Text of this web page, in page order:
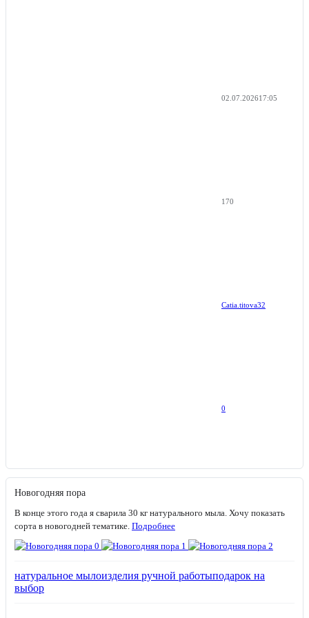
02.07.202617:05
170
Catia.titova32
0
Новогодняя пора
В конце этого года я сварила 30 кг натурального мыла. Хочу показать
сорта в новогодней тематике. Подробнее
натуральное мылоизделия ручной работыподарок на
выбор